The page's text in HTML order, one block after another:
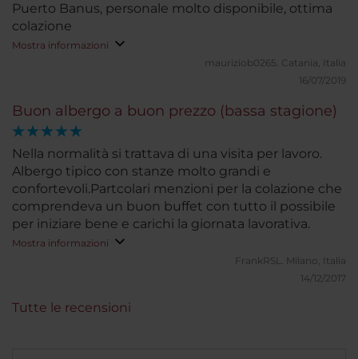
Puerto Banus, personale molto disponibile, ottima
colazione
Mostra informazioni
mauriziob0265. Catania, Italia
16/07/2019
Buon albergo a buon prezzo (bassa stagione)
Nella normalità si trattava di una visita per lavoro.
Albergo tipico con stanze molto grandi e
confortevoli.Partcolari menzioni per la colazione che
comprendeva un buon buffet con tutto il possibile
per iniziare bene e carichi la giornata lavorativa.
Mostra informazioni
FrankRSL. Milano, Italia
14/12/2017
Tutte le recensioni